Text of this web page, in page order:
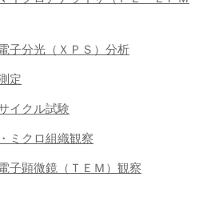
子分光（ＸＰＳ）分析
定
イクル試験
ミクロ組織観察
子顕微鏡（ＴＥＭ）観察